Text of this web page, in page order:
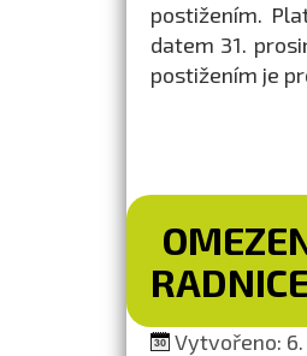
postižením.
datem 31.
postižením je
Vytvořeno: 6.